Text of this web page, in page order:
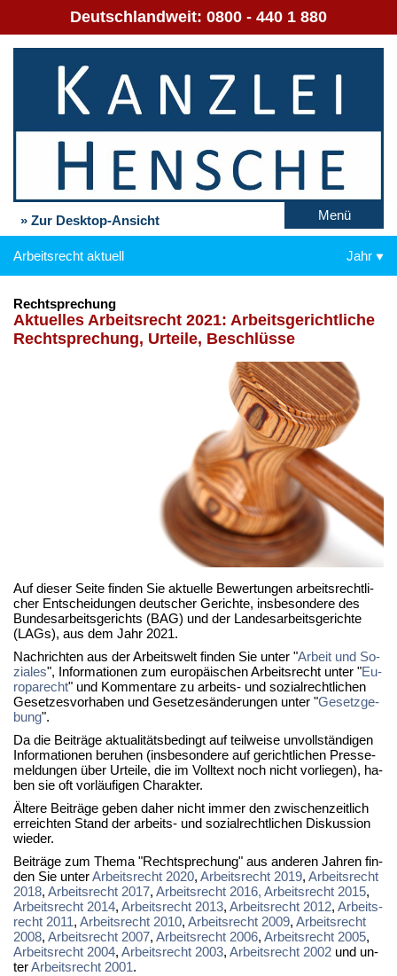
Deutschlandweit: 0800 - 440 1 880
» Zur Desktop-Ansicht Menü
Arbeitsrecht aktuell Jahr
Rechtsprechung
Ak­tu­el­les Ar­beits­recht 2021: Ar­beits­ge­richt­li­che
Recht­spre­chung, Ur­tei­le, Be­schlüs­se
Auf die­ser Sei­te fin­den Sie ak­tu­el­le Be­wer­tun­gen ar­beits­recht­li­
cher Ent­schei­dun­gen deut­scher Ge­rich­te, ins­be­son­de­re des
Bun­des­ar­beits­ge­richts (BAG) und der Lan­des­ar­beits­ge­rich­te
(LAGs), aus dem Jahr 2021.
Nach­rich­ten aus der Ar­beits­welt fin­den Sie un­ter "Ar­beit und So­
zia­les", In­for­ma­tio­nen zum eu­ro­päi­schen Ar­beits­recht un­ter "Eu­
ro­pa­recht" und Kom­men­ta­re zu ar­beits- und so­zi­al­recht­li­chen
Ge­set­zes­vor­ha­ben und Ge­set­zes­än­de­run­gen un­ter "Ge­setz­ge­
bung".
Da die Bei­trä­ge ak­tua­li­täts­be­dingt auf teil­wei­se un­voll­stän­di­gen
In­for­ma­tio­nen be­ru­hen (ins­be­son­de­re auf ge­richt­li­chen Pres­se­
mel­dun­gen über Ur­tei­le, die im Voll­text noch nicht vor­lie­gen), ha­
ben sie oft vor­läu­fi­gen Cha­rak­ter.
Äl­te­re Bei­trä­ge ge­ben da­her nicht im­mer den zwi­schen­zeit­lich
er­reich­ten Stand der ar­beits- und so­zi­al­recht­li­chen Dis­kus­si­on
wie­der.
Bei­trä­ge zum The­ma "Recht­spre­chung" aus an­de­ren Jah­ren fin­
den Sie un­terAr­beits­recht 2020, Ar­beits­recht 2019, Ar­beits­recht
2018, Ar­beits­recht 2017, Ar­beits­recht 2016, Ar­beits­recht 2015,
Ar­beits­recht 2014, Ar­beits­recht 2013, Ar­beits­recht 2012, Ar­beits­
recht 2011, Ar­beits­recht 2010, Ar­beits­recht 2009, Ar­beits­recht
2008, Ar­beits­recht 2007, Ar­beits­recht 2006, Ar­beits­recht 2005,
Ar­beits­recht 2004, Ar­beits­recht 2003, Ar­beits­recht 2002 und un­
terAr­beits­recht 2001.